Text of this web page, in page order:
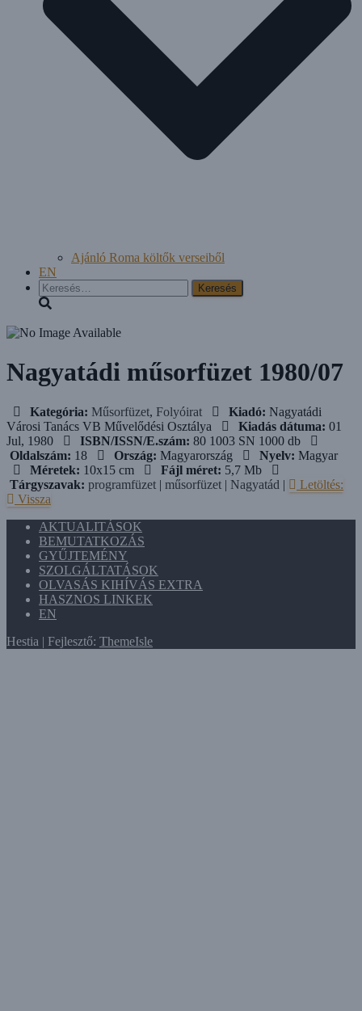
Ajánló Roma költők verseiből
EN
Keresés:
Nagyatádi műsorfüzet 1980/07
Kategória: Műsorfüzet, Folyóirat Kiadó: Nagyatádi
Városi Tanács VB Művelődési Osztálya
Kiadás dátuma: 01
Jul, 1980
ISBN/ISSN/E.szám: 80 1003 SN 1000 db
Oldalszám: 18 Ország: Magyarország Nyelv: Magyar
Méretek: 10x15 cm Fájl méret: 5,7 Mb
Tárgyszavak: programfüzet | műsorfüzet | Nagyatád |
Letöltés:
Vissza
AKTUALITÁSOK
BEMUTATKOZÁS
GYŰJTEMÉNY
SZOLGÁLTATÁSOK
OLVASÁS KIHÍVÁS EXTRA
HASZNOS LINKEK
EN
Hestia | Fejlesztő: ThemeIsle